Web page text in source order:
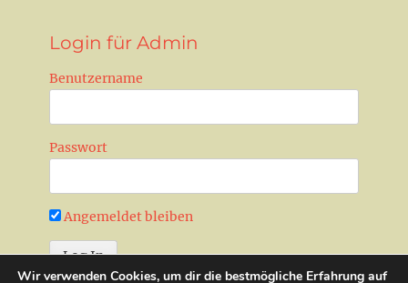
Login für Admin
Benutzername
Passwort
Angemeldet bleiben
Wir verwenden Cookies, um dir die bestmögliche Erfahrung auf